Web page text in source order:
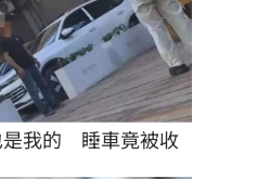
我的　睡車竟被收